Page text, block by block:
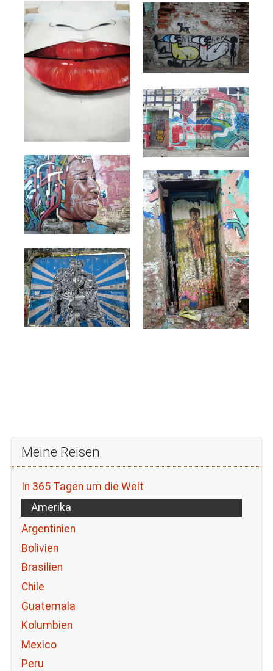
Meine Reisen
In 365 Tagen um die Welt
Amerika
Argentinien
Bolivien
Brasilien
Chile
Guatemala
Kolumbien
Mexico
Peru